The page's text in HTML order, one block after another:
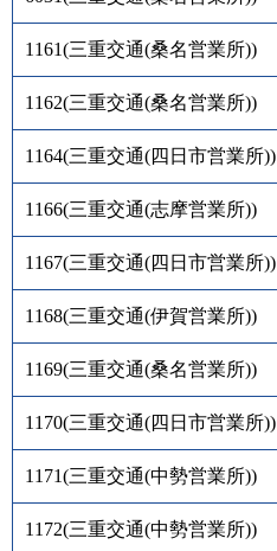
1161(三重交通(桑名営業所))
1162(三重交通(桑名営業所))
1164(三重交通(四日市営業所))
1166(三重交通(志摩営業所))
1167(三重交通(四日市営業所))
1168(三重交通(伊賀営業所))
1169(三重交通(桑名営業所))
1170(三重交通(四日市営業所))
1171(三重交通(中勢営業所))
1172(三重交通(中勢営業所))